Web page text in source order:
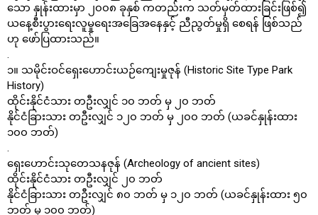
သော နှုန်းထားမှာ ၂၀၀၈ ခုနှစ် ကတည်းက သတ်မှတ်ထားခြင်းဖြစ်၍
ယနေ့စီးပွားရေးလူမှုရေးအခြေအနေနှင့် ညီညွတ်မှုရှိ စေရန် ဖြစ်သည်
ဟု ဖော်ပြထားသည်။
.
၁။ သမိုင်းဝင်ရှေးဟောင်းယဉ်ကျေးမှုဇုန် (Historic Site Type Park
History)
ထိုင်းနိုင်ငံသား တဦးလျှင် ၁၀ ဘတ် မှ ၂၀ ဘတ်
နိုင်ငံခြားသား တဦးလျှင် ၁၂၀ ဘတ် မှ ၂၀၀ ဘတ် (ယခင်နှုန်းထား
၁၀၀ ဘတ်)
.
ရှေးဟောင်းသုတေသနဇုန် (Archeology of ancient sites)
ထိုင်းနိုင်ငံသား တဦးလျှင် ၂၀ ဘတ်
နိုင်ငံခြားသား တဦးလျှင် ၈၀ ဘတ် မှ ၁၂၀ ဘတ် (ယခင်နှုန်းထား ၅၀
ဘတ် မှ ၁၀၀ ဘတ်)